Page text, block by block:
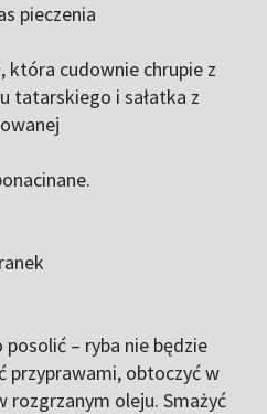
pieczenia
która cudownie chrupie z
tatarskiego i sałatka z
– ryba nie będzie
przyprawami, obtoczyć w
rozgrzanym oleju. Smażyć